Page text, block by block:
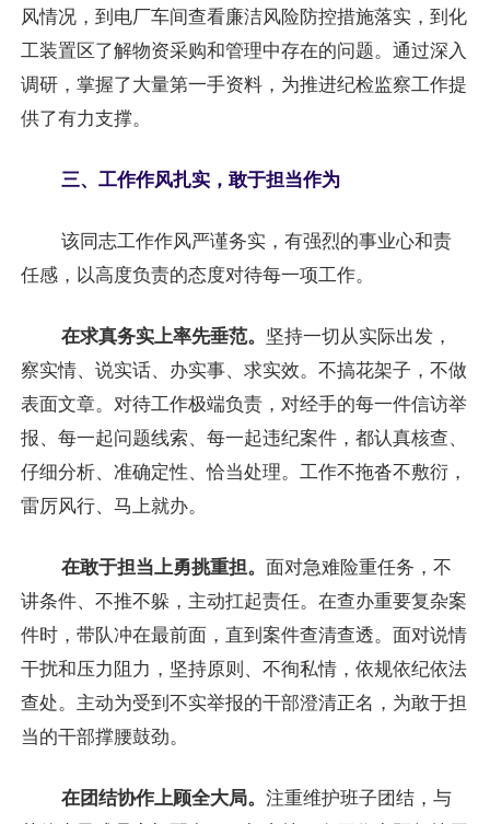
风情况，到电厂车间查看廉洁风险防控措施落实，到化
工装置区了解物资采购和管理中存在的问题。通过深入
调研，掌握了大量第一手资料，为推进纪检监察工作提
供了有力支撑。
三、工作作风扎实，敢于担当作为
该同志工作作风严谨务实，有强烈的事业心和责
任感，以高度负责的态度对待每一项工作。
在求真务实上率先垂范。 坚持一切从实际出发，
察实情、说实话、办实事、求实效。不搞花架子，不做
表面文章。对待工作极端负责，对经手的每一件信访举
报、每一起问题线索、每一起违纪案件，都认真核查、
仔细分析、准确定性、恰当处理。工作不拖沓不敷衍，
雷厉风行、马上就办。
在敢于担当上勇挑重担。 面对急难险重任务，不
讲条件、不推不躲，主动扛起责任。在查办重要复杂案
件时，带队冲在最前面，直到案件查清查透。面对说情
干扰和压力阻力，坚持原则、不徇私情，依规依纪依法
查处。主动为受到不实举报的干部澄清正名，为敢于担
当的干部撑腰鼓劲。
在团结协作上顾全大局。 注重维护班子团结，与